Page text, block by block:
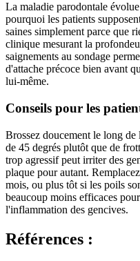
La maladie parodontale
pourquoi les patients
saines simplement parce que
clinique mesurant la
saignements au sondage
d'attache précoce bien avant
lui-même.
Conseils pour les
Brossez doucement le long
de 45 degrés plutôt que de
trop agressif peut irriter des
plaque pour autant.
mois, ou plus tôt si les poils
beaucoup moins efficaces
l'inflammation des gencives.
Références :